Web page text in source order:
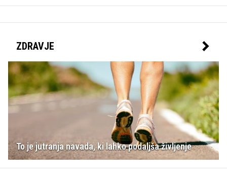
ZDRAVJE
To je jutranja navada, ki lahko podaljša življenje